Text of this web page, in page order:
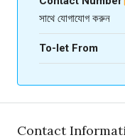
সাথে যোগাযোগ করুন
To-let From
Contact